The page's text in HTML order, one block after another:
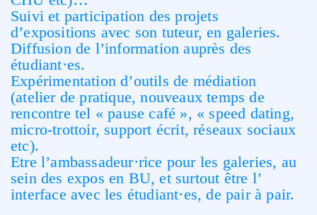
Suivi et participation des projets
d’expositions avec son tuteur, en galeries.
Diffusion de l’information auprès des
étudiant·es.
Expérimentation d’outils de médiation
(atelier de pratique, nouveaux temps de
rencontre tel « pause café », « speed dating,
micro-trottoir, support écrit, réseaux sociaux
etc).
Etre l’ambassadeur·rice pour les galeries, au
sein des expos en BU, et surtout être l’
interface avec les étudiant·es, de pair à pair.